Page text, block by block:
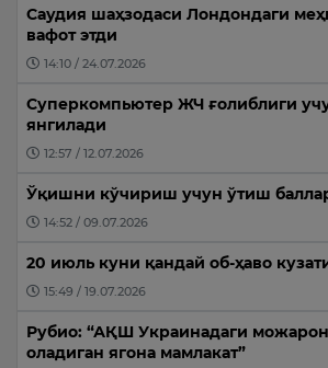
Саудия шаҳзодаси Лондондаги
вафот этди
14:10 / 24.07.2026
Суперкомпьютер ЖЧ ғолиблиги
янгилади
12:57 / 12.07.2026
Ўқишни кўчириш учун ўтиш
14:52 / 09.07.2026
20 июль куни қандай об-ҳаво
15:49 / 19.07.2026
Рубио: “АҚШ Украинадаги
оладиган ягона мамлакат”